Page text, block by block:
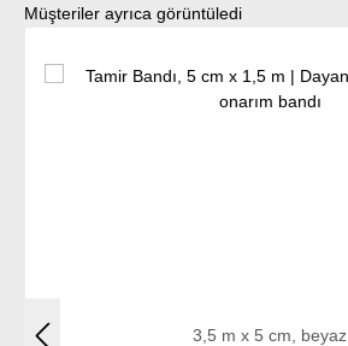
Ürün galerisini atla
Müşteriler ayrıca görüntüledi
3,5 m x 5 cm, beyaz